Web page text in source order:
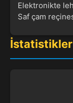
Elektronikte
Saf çam
İstatistikler